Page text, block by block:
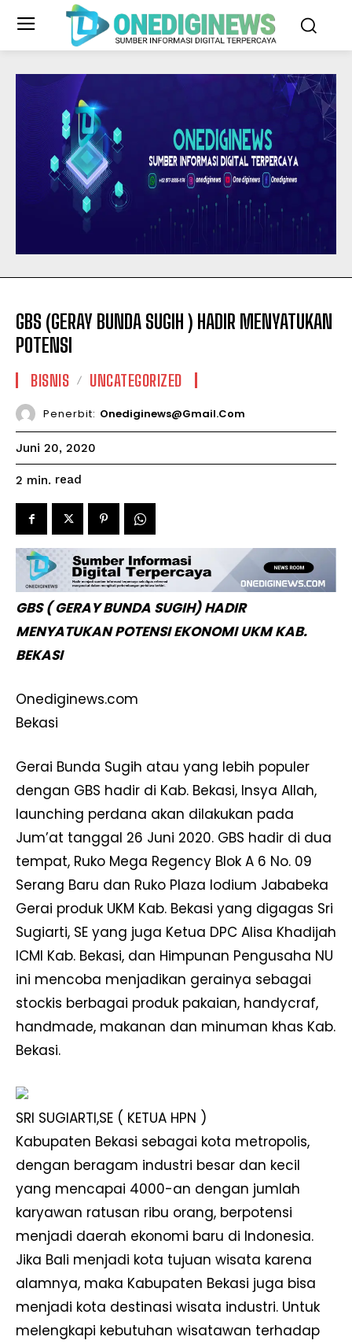
GBS (GERAY BUNDA SUGIH ) HADIR MENYATUKAN
POTENSI
BISNIS UNCATEGORIZED
Penerbit: Onediginews@gmail.com
Juni 20, 2020
2 min. read
GBS ( GERAY BUNDA SUGIH) HADIR
MENYATUKAN POTENSI EKONOMI UKM KAB.
BEKASI
Onediginews.com
Bekasi
Gerai Bunda Sugih atau yang lebih populer
dengan GBS hadir di Kab. Bekasi, Insya Allah,
launching perdana akan dilakukan pada
Jum’at tanggal 26 Juni 2020. GBS hadir di dua
tempat, Ruko Mega Regency Blok A 6 No. 09
Serang Baru dan Ruko Plaza Iodium Jababeka
Gerai produk UKM Kab. Bekasi yang digagas Sri
Sugiarti, SE yang juga Ketua DPC Alisa Khadijah
ICMI Kab. Bekasi, dan Himpunan Pengusaha NU
ini mencoba menjadikan gerainya sebagai
stockis berbagai produk pakaian, handycraf,
handmade, makanan dan minuman khas Kab.
Bekasi.
SRI SUGIARTI,SE ( KETUA HPN )
Kabupaten Bekasi sebagai kota metropolis,
dengan beragam industri besar dan kecil
yang mencapai 4000-an dengan jumlah
karyawan ratusan ribu orang, berpotensi
menjadi daerah ekonomi baru di Indonesia.
Jika Bali menjadi kota tujuan wisata karena
alamnya, maka Kabupaten Bekasi juga bisa
menjadi kota destinasi wisata industri. Untuk
melengkapi kebutuhan wisatawan terhadap